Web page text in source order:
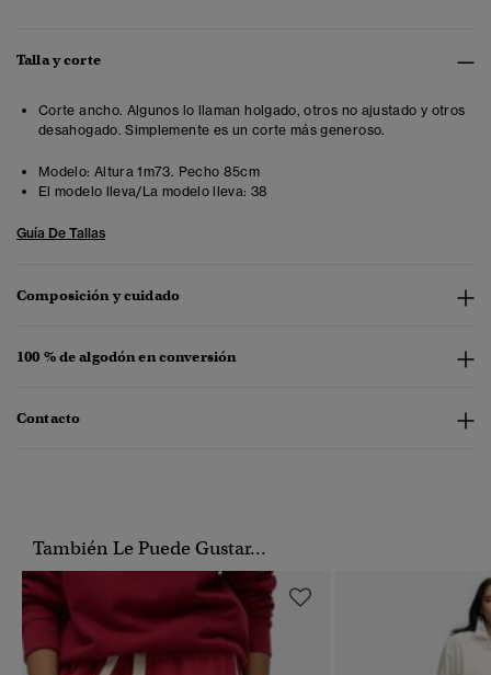
Talla y corte
Corte ancho. Algunos lo llaman holgado, otros no ajustado y otros
desahogado. Simplemente es un corte más generoso.
Modelo: Altura 1m73. Pecho 85cm
El modelo lleva/La modelo lleva: 38
Guía De Tallas
Composición y cuidado
100 % de algodón en conversión
Contacto
También Le Puede Gustar...